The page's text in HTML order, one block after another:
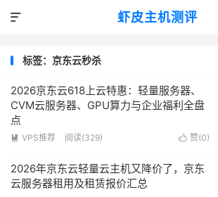
虾皮主机测评

标签：京东云秒杀
2026京东云618上云特惠：轻量服务器、
CVM云服务器、GPU算力与企业福利全盘
点
 赞(0)
 VPS推荐 阅读(329)
2026年京东云轻量云主机又降价了，京东
云服务器租用及租赁报价汇总